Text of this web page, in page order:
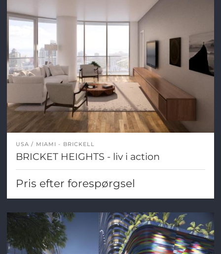
USA MIAMI - BRICKELL
BRICKET HEIGHTS - liv i action
Pris efter forespørgsel